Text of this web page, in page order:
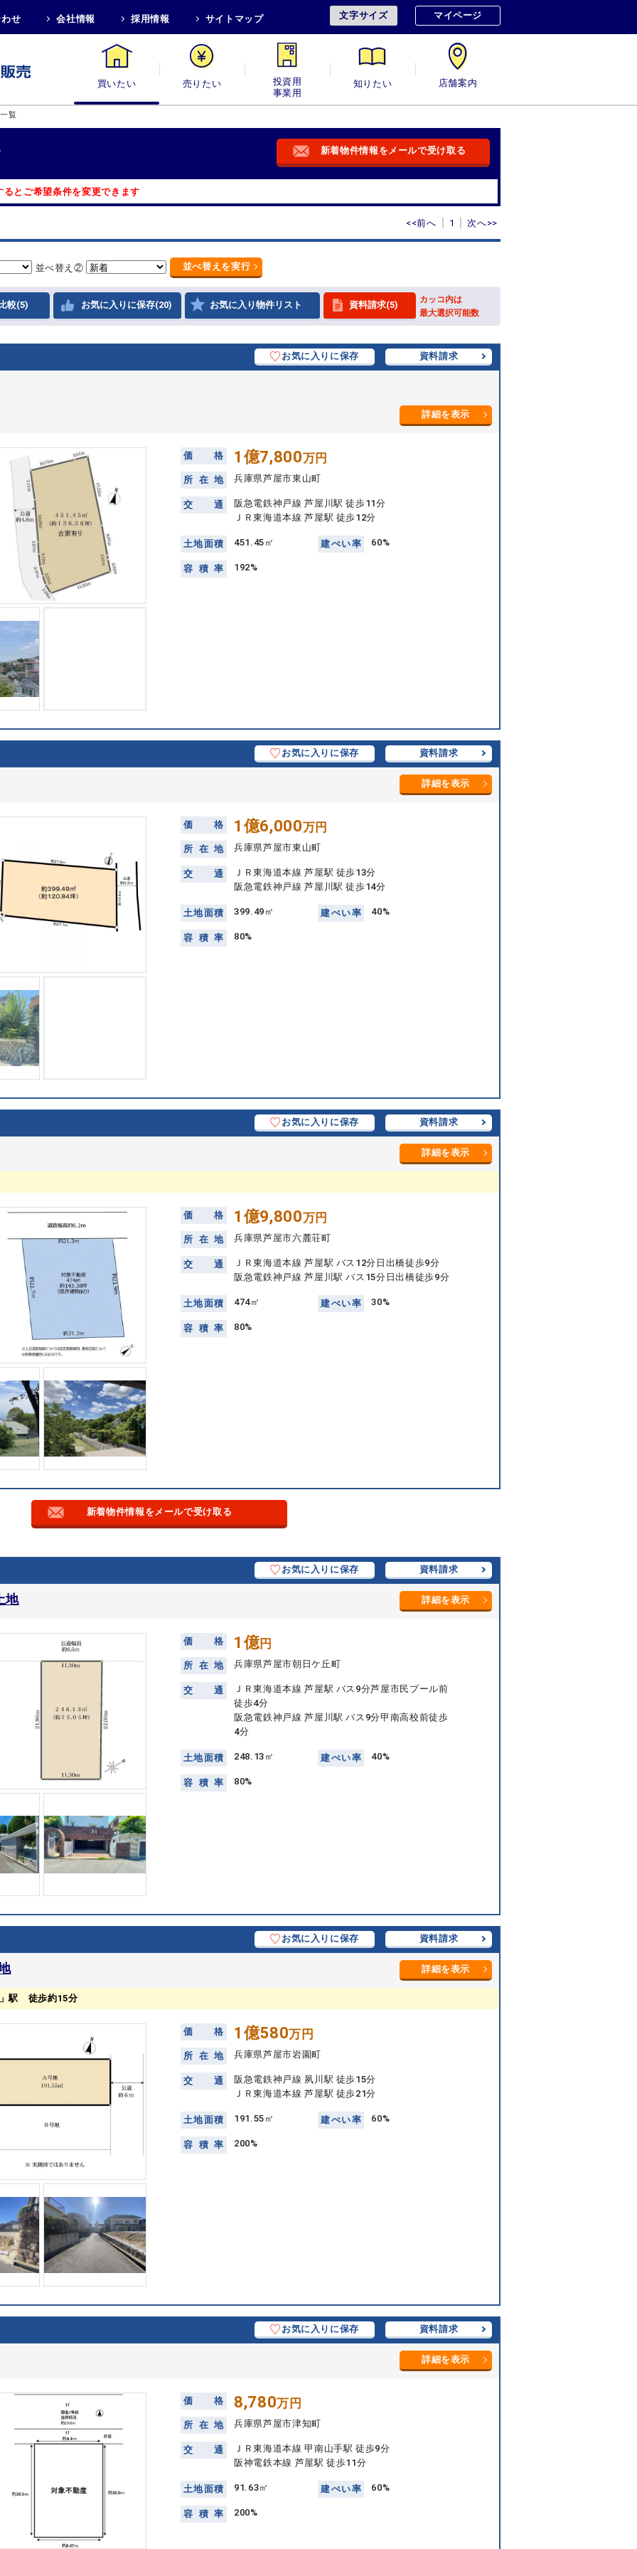
せ 会社情報 採用情報 サイトマップ 文字サイズ マイページ
買いたい 売りたい 投資用・事業用 知りたい 店舗案内
覧
新着物件情報をメールで受け取る
るとご希望条件を変更できます
<<前へ 1 次へ>>
並べ替え② 並べ替え を実行
較(5) お気に入りに保存(20) お気に入り物件リスト 資料請求(5)
カッコ内は
最大選択可能数
お気に入りに保存 資料請求
詳細を表示
価 格 1億7,800万円
所 在 地 兵庫県芦屋市東山町
交 通
阪急電鉄神戸線 芦屋川駅 徒歩11分
ＪＲ東海道本線 芦屋駅 徒歩12分
土地面積 451.45㎡ 建ぺい率 60%
容 積 率 192%
お気に入りに保存 資料請求
詳細を表示
価 格 1億6,000万円
所 在 地 兵庫県芦屋市東山町
交 通
ＪＲ東海道本線 芦屋駅 徒歩13分
阪急電鉄神戸線 芦屋川駅 徒歩14分
土地面積 399.49㎡ 建ぺい率 40%
容 積 率 80%
お気に入りに保存 資料請求
詳細を表示
価 格 1億9,800万円
所 在 地 兵庫県芦屋市六麓荘町
交 通
ＪＲ東海道本線 芦屋駅 バス12分日出橋徒歩9分
阪急電鉄神戸線 芦屋川駅 バス15分日出橋徒歩9分
土地面積 474㎡ 建ぺい率 30%
容 積 率 80%
新着物件情報をメールで受け取る
お気に入りに保存 資料請求
地 詳細を表示
価 格 1億円
所 在 地 兵庫県芦屋市朝日ケ丘町
交 通
ＪＲ東海道本線 芦屋駅 バス9分芦屋市民プール前
徒歩4分
阪急電鉄神戸線 芦屋川駅 バス9分甲南高校前徒歩
4分
土地面積 248.13㎡ 建ぺい率 40%
容 積 率 80%
お気に入りに保存 資料請求
詳細を表示
」駅 徒歩約15分
価 格 1億580万円
所 在 地 兵庫県芦屋市岩園町
交 通
阪急電鉄神戸線 夙川駅 徒歩15分
ＪＲ東海道本線 芦屋駅 徒歩21分
土地面積 191.55㎡ 建ぺい率 60%
容 積 率 200%
お気に入りに保存 資料請求
詳細を表示
価 格 8,780万円
所 在 地 兵庫県芦屋市津知町
交 通
ＪＲ東海道本線 甲南山手駅 徒歩9分
阪神電鉄本線 芦屋駅 徒歩11分
土地面積 91.63㎡ 建ぺい率 60%
容 積 率 200%